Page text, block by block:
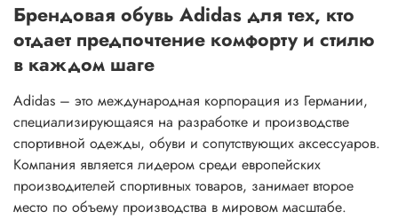
Брендовая обувь Adidas для тех, кто
отдает предпочтение комфорту и стилю
в каждом шаге
Adidas – это международная корпорация из Германии,
специализирующаяся на разработке и производстве
спортивной одежды, обуви и сопутствующих аксессуаров.
Компания является лидером среди европейских
производителей спортивных товаров, занимает второе
место по объему производства в мировом масштабе.